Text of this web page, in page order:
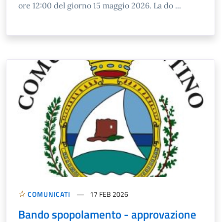
ore 12:00 del giorno 15 maggio 2026. La do ...
COMUNICATI 17 FEB 2026
Bando spopolamento - approvazione